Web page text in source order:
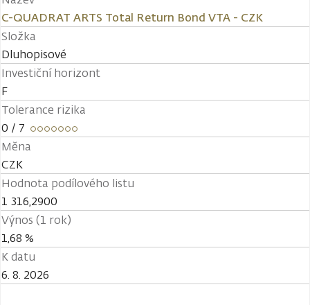
C-QUADRAT ARTS Total Return Bond VTA - CZK
Složka
Dluhopisové
Investiční horizont
F
Tolerance rizika
0 / 7
Měna
CZK
Hodnota podílového listu
1 316,2900
Výnos (1 rok)
1,68 %
K datu
6. 8. 2026